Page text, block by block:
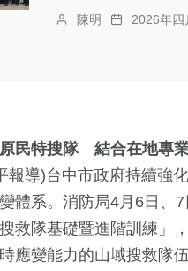
陳明 2026年四
民特搜隊 結合在地專
報導)台中市政府持續強
體系。消防局4月6日、
救隊基礎暨進階訓練」
應變能力的山域搜救隊